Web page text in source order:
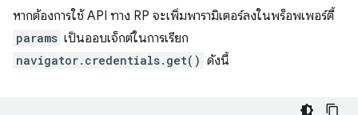
หากต้องการใช้ API ทาง RP จะเพิ่มพารามิเตอร์ลงในพร็อพเพอร์ตี้
params เป็นออบเจ็กต์ในการเรียก
navigator.credentials.get() ดังนี้